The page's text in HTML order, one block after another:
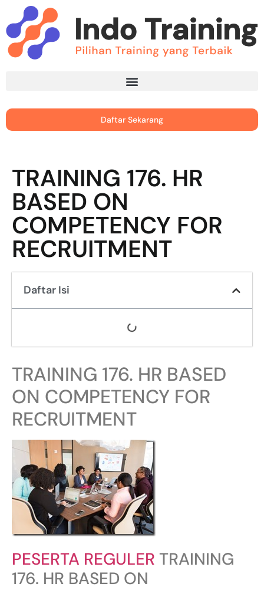
Daftar Sekarang
TRAINING 176. HR
BASED ON
COMPETENCY FOR
RECRUITMENT
Daftar Isi
TRAINING 176. HR BASED
ON COMPETENCY FOR
RECRUITMENT
PESERTA REGULER TRAINING
176. HR BASED ON